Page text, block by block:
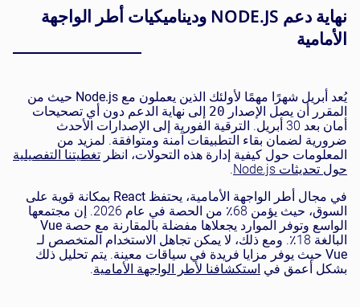
نهاية دعم NODE.JS وديناميكيات أطر الواجهة
الأمامية
يُعد أبريل شهرًا مهمًا لأولئك الذين يعملون مع Node.js حيث من
المقرر أن يصل الإصدار 20 إلى نهاية الدعم دون أي تصحيحات
أمان بعد 30 أبريل. الترقية الفورية إلى الإصدارات الأحدث
ضرورية لضمان بقاء التطبيقات آمنة ومتوافقة. لمزيد من
المعلومات حول كيفية إدارة هذه التحولات، انظر تغطيتنا التفصيلية
حول تحديثات Node.js
.
في مجال أطر الواجهة الأمامية، يحتفظ React بمكانة قوية على
السوق، حيث يؤمن 68٪ من الحصة في عام 2026. إن مجتمعها
الواسع وتوفر الموارد يجعلاها مفضلة بالمقارنة مع حصة Vue
البالغة 18٪. ومع ذلك، لا يمكن تجاهل الاستخدام المتخصص لـ
Vue حيث يوفر مزايا فريدة في سياقات معينة. يتم تحليل ذلك
بشكل أعمق في استكشافنا لأطر الواجهة الأمامية.